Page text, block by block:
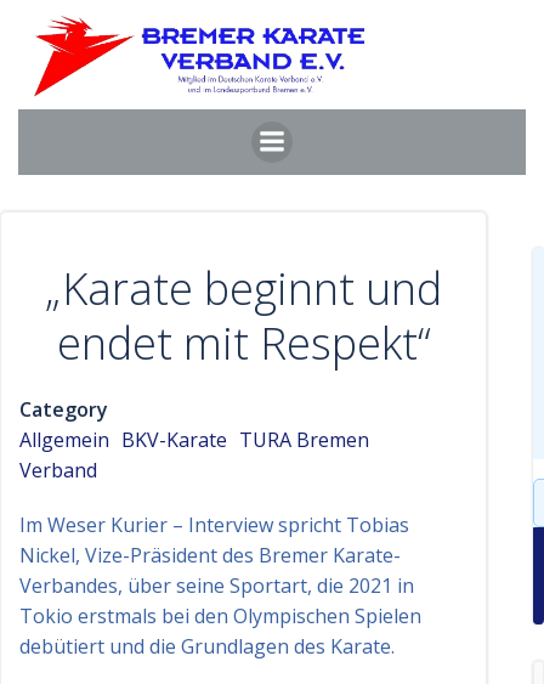
Inhalt
springen
„Karate beginnt und
endet mit Respekt“
Category
Allgemein BKV-Karate TURA Bremen
Verband
Im Weser Kurier – Interview spricht Tobias
Nickel, Vize-Präsident des Bremer Karate-
Verbandes, über seine Sportart, die 2021 in
Tokio erstmals bei den Olympischen Spielen
debütiert und die Grundlagen des Karate.